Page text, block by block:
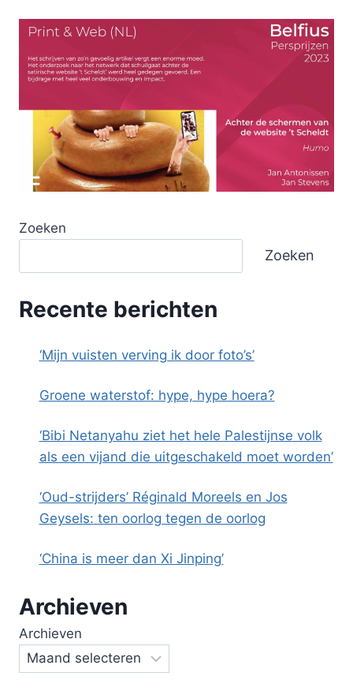
Zoeken
Zoeken
Recente berichten
‘Mijn vuisten verving ik door foto’s’
Groene waterstof: hype, hype hoera?
‘Bibi Netanyahu ziet het hele Palestijnse volk
als een vijand die uitgeschakeld moet worden’
‘Oud-strijders’ Réginald Moreels en Jos
Geysels: ten oorlog tegen de oorlog
‘China is meer dan Xi Jinping’
Archieven
Archieven